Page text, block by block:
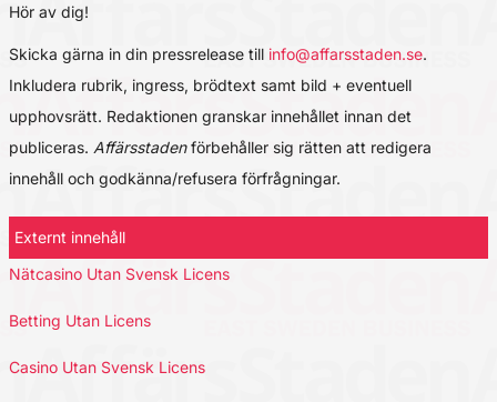
Hör av dig!
Skicka gärna in din pressrelease till info@affarsstaden.se.
Inkludera rubrik, ingress, brödtext samt bild + eventuell
upphovsrätt. Redaktionen granskar innehållet innan det
publiceras. Affärsstadenförbehåller sig rätten att redigera
innehåll och godkänna/refusera förfrågningar.
Externt innehåll
Nätcasino Utan Svensk Licens
Betting Utan Licens
Casino Utan Svensk Licens